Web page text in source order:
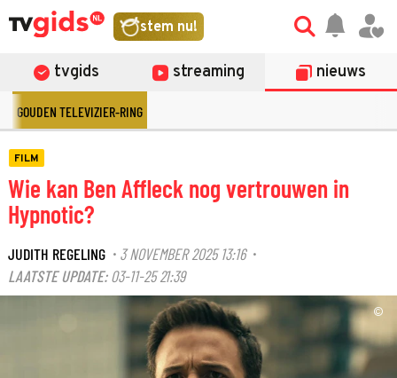
stem nu!
tvgids streaming nieuws
GOUDEN TELEVIZIER-RING
FILM
Wie kan Ben Affleck nog vertrouwen in
Hypnotic?
JUDITH REGELING · 3 NOVEMBER 2025 13:16·
LAATSTE UPDATE: 03-11-25 21:39
©